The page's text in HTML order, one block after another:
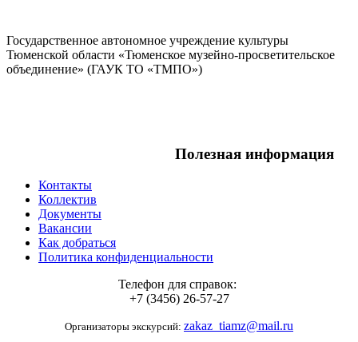
Государственное автономное учреждение культуры
Тюменской области «Тюменское музейно-просветительское
объединение» (ГАУК ТО «ТМПО»)
Полезная информация
Контакты
Коллектив
Документы
Вакансии
Как добраться
Политика конфиденциальности
Телефон для справок:
+7 (3456) 26-57-27
Организаторы экскурсий: zakaz_tiamz@mail.ru